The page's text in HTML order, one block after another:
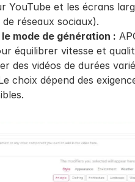
YouTube et les écrans
réseaux sociaux).
mode de génération :
équilibrer vitesse et
des vidéos de durées
choix dépend des